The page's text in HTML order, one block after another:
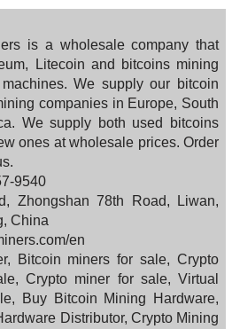
is a wholesale company that
Litecoin and bitcoins mining
We supply our bitcoin
companies in Europe, South
We supply both used bitcoins
ones at wholesale prices. Order
9540
Zhongshan 78th Road, Liwan,
China
en
Bitcoin miners for sale, Crypto
Crypto miner for sale, Virtual
Buy Bitcoin Mining Hardware,
Distributor, Crypto Mining